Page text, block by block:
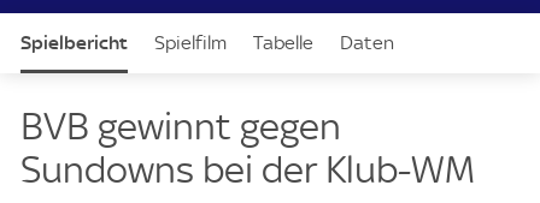
t
t
u
u
Spielbericht Spielfilm Tabelle Daten
BVB gewinnt gegen
Sundowns bei der Klub-WM